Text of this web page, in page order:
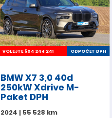
VOLEJTE 604 244 241 ODPOČET DPH
BMW X7 3,0 40d
250kW Xdrive M-
Paket DPH
2024 | 55 528 km